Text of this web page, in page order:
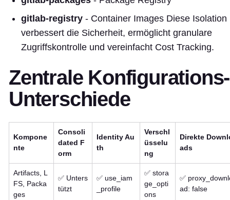
gitlab-registry - Container Images Diese Isolation
verbessert die Sicherheit, ermöglicht granulare
Zugriffskontrolle und vereinfacht Cost Tracking.
Zentrale Konfigurations-
Unterschiede
Kompone
nte
Consoli
dated F
orm
Identity Au
th
Verschl
üsselu
ng
Direkte
ads
Artifacts, L
FS, Packa
ges
✅ Unters
tützt
✅ use_iam
_profile
✅ stora
ge_opti
ons
✅
ad: false